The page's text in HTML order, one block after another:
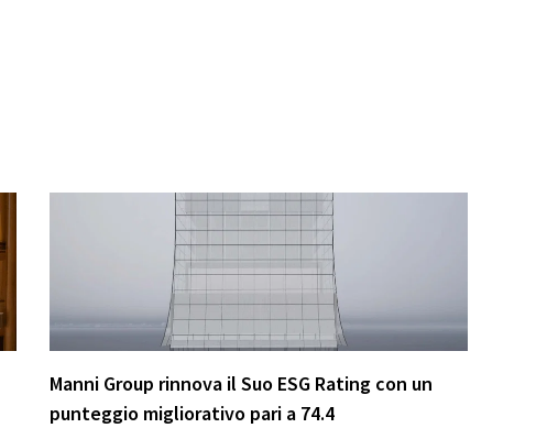
Manni Group rinnova il Suo ESG Rating con un
punteggio migliorativo pari a 74.4